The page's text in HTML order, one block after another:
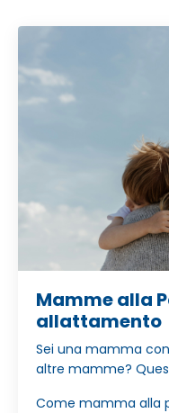
Mamme alla
allattamento
Sei una mamma
altre mamme?
Come mamma alla